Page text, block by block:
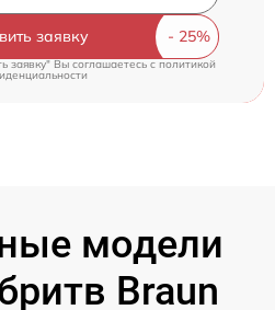
заявку
заявку" Вы соглашаетесь cполитикой
модели
Braun